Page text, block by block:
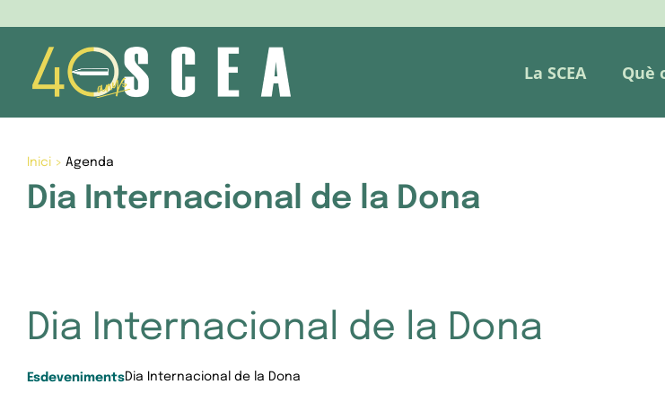
content
La SCEA Què
Inici> Agenda
Dia Internacional de la Dona
Dia Internacional de la Dona
EsdevenimentsDia Internacional de la Dona